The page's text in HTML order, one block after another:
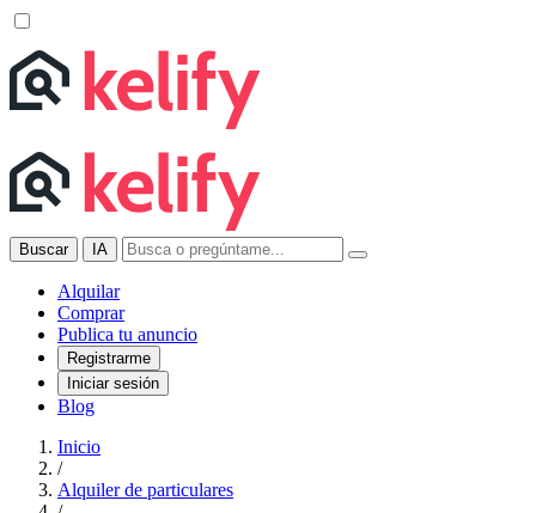
Buscar IA
Alquilar
Comprar
Publica tu anuncio
Registrarme
Iniciar sesión
Blog
Inicio
/
Alquiler de particulares